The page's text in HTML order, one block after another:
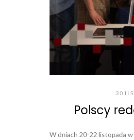
30
Polscy
W dniach 20-22 listopada